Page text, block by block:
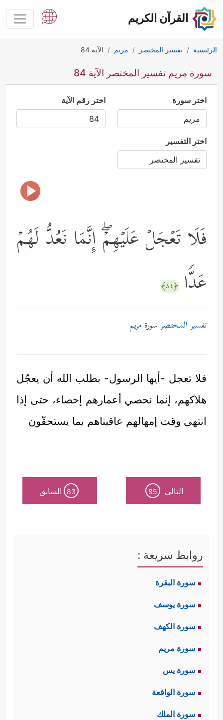
القرآن الكريم
الرئيسية تفسير المختصر مريم الآية 84
سورة مريم تفسير المختصر الآية 84
اختر سورة اختر رقم الآية
اختر التفسير
فَلَا تَعۡجَلۡ عَلَیۡهِمۡۖ إِنَّمَا نَعُدُّ لَهُمۡ
عَدࣰّا ﴿٨٤﴾
تفسير المختصرسورة مريم
فلا تعجل -أيها الرسول- بطلب الله أن يعجّل
هلاكهم، إنما نحصي أعمارهم إحصاء، حتى إذا
انتهى وقت إمهالهم عاقبناهم بما يستحقّون
التالي 85
83 السابق
روابط سريعة :
سورة البقرة
سورة يوسف
سورة الكهف
سورة مريم
سورة يس
سورة الواقعة
سورة الملك